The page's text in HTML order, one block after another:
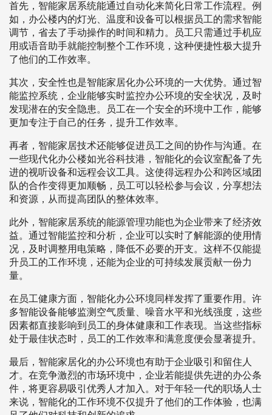
首先，智能家居系统能通过自动化来简化日常工作流程。例
如，办公楼内的灯光、温度和设备可以根据员工的需求智能
调节，省去了手动操作的时间和精力。员工只需通过手机应
用或语音助手就能控制整个工作环境，这种便捷性极大提升
了他们的工作效率。
其次，安全性也是智能家居化办公环境的一大优势。通过智
能监控系统，企业能够实时监控办公环境的安全状况，及时
发现潜在的安全隐患。员工在一个安全的环境中工作，能够
更加专注于自己的任务，提升工作效率。
再者，智能家居技术还能够促进员工之间的协作与沟通。在
一些现代化办公楼如光谷科技港，智能化的会议室配备了先
进的视听设备和远程会议工具。这使得远程办公和跨区域团
队的合作变得更加顺畅，员工可以轻松参与会议，分享想法
和资源，从而提高团队的整体效率。
此外，智能家居系统的能源管理功能也为企业带来了经济效
益。通过智能监控和分析，企业可以实时了解能源的使用情
况，及时调整用电策略，降低不必要的开支。这样不仅能提
升员工的工作环境，还能为企业的可持续发展贡献一份力
量。
在员工健康方面，智能化办公环境同样发挥了重要作用。许
多智能设备能够监测空气质量、噪音水平和光线强度，这些
因素都直接影响到员工的身体健康和工作表现。当这些指标
处于最佳状态时，员工的工作效率和满意度便会显著提升。
最后，智能家居化的办公环境也有助于企业吸引和留住人
才。在竞争激烈的市场环境中，企业若能提供先进的办公条
件，将更容易吸引优秀人才加入。对于年轻一代的职场人士
来说，智能化的工作环境不仅提升了他们的工作体验，也满